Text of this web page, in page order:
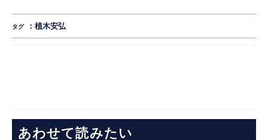
タグ ：植木安弘
あわせて読みたい